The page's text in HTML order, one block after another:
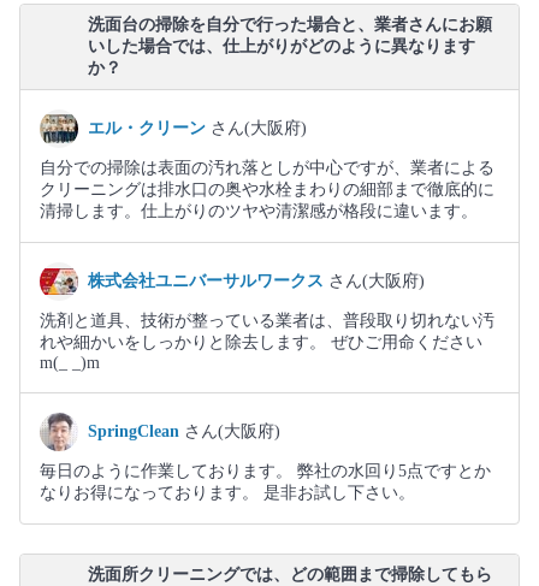
洗面台の掃除を自分で行った場合と、業者さんにお願
いした場合では、仕上がりがどのように異なります
か？
エル・クリーン さん(大阪府)
自分での掃除は表面の汚れ落としが中心ですが、業者による
クリーニングは排水口の奥や水栓まわりの細部まで徹底的に
清掃します。仕上がりのツヤや清潔感が格段に違います。
株式会社ユニバーサルワークス さん(大阪府)
洗剤と道具、技術が整っている業者は、普段取り切れない汚
れや細かいをしっかりと除去します。 ぜひご用命ください
m(_ _)m
SpringClean さん(大阪府)
毎日のように作業しております。 弊社の水回り5点ですとか
なりお得になっております。 是非お試し下さい。
洗面所クリーニングでは、どの範囲まで掃除してもら